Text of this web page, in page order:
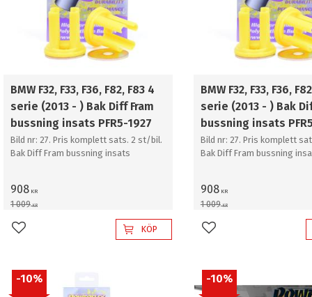
BMW F32, F33, F36, F82, F83 4
serie (2013 - ) Bak Diff Fram
bussning insats PFR5-1927
Bild nr: 27. Pris komplett sats. 2 st/bil.
Bak Diff Fram bussning insats
908 KR
1 009KR
Lägg till i favoriter KÖP
BMW F32, F33, F36,
serie (2013 - ) Bak
bussning insats
Bild nr: 27. Pris komplett
Bak Diff Fram bussning
908KR
1 009KR
Lägg till i favoriter
10% 10%